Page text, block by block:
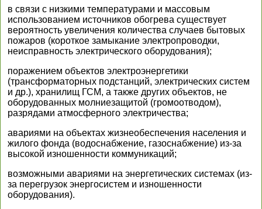
в связи с низкими температурами и массовым
использованием источников обогрева существует
вероятность увеличения количества случаев бытовых
пожаров (короткое замыкание электропроводки,
неисправность электрического оборудования);
поражением объектов электроэнергетики
(трансформаторных подстанций, электрических систем
и др.), хранилищ ГСМ, а также других объектов, не
оборудованных молниезащитой (громоотводом),
разрядами атмосферного электричества;
авариями на объектах жизнеобеспечения населения и
жилого фонда (водоснабжение, газоснабжение) из-за
высокой изношенности коммуникаций;
возможными авариями на энергетических системах (из-
за перегрузок энергосистем и изношенности
оборудования).